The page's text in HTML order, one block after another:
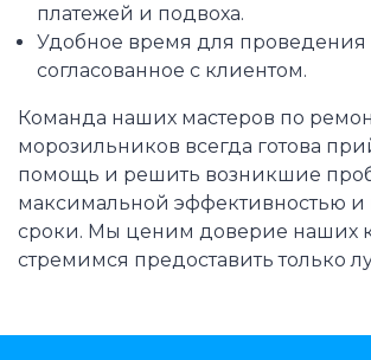
платежей и подвоха.
Удобное время для проведения
согласованное с клиентом.
Команда наших мастеров по
морозильников всегда готова
помощь и решить возникшие
максимальной эффективностью и
сроки. Мы ценим доверие наших
стремимся предоставить только